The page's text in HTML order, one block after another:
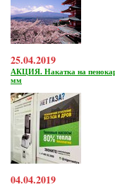
25.04.2019
АКЦИЯ. Накатка на
мм
04.04.2019